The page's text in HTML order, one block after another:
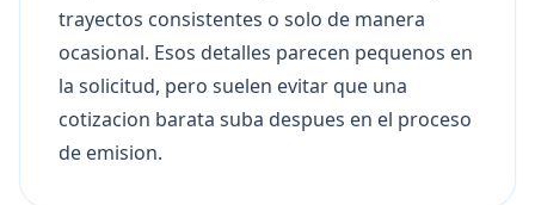
trayectos consistentes o solo de manera
ocasional. Esos detalles parecen pequenos en
la solicitud, pero suelen evitar que una
cotizacion barata suba despues en el proceso
de emision.